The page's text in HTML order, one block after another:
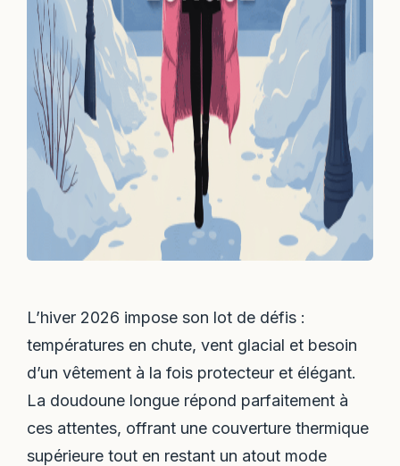
L’hiver 2026 impose son lot de défis :
températures en chute, vent glacial et besoin
d’un vêtement à la fois protecteur et élégant.
La doudoune longue répond parfaitement à
ces attentes, offrant une couverture thermique
supérieure tout en restant un atout mode